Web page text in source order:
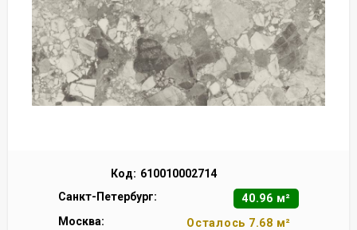
Код: 610010002714
Санкт-Петербург:
40.96 м²
Москва:
Осталось 7.68 м²